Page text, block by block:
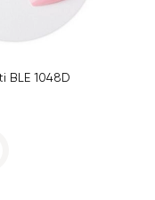
BLE 1048D